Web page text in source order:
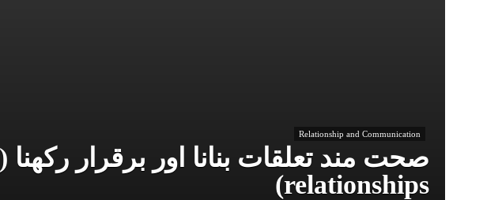
Relationship and Communication
relationships)